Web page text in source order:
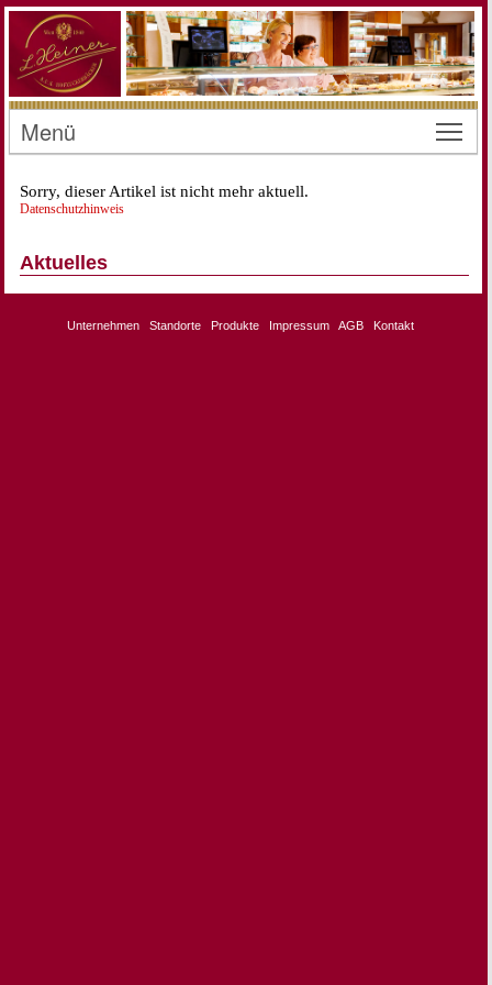
Menü
Sorry, dieser Artikel ist nicht mehr aktuell.
Datenschutzhinweis
Aktuelles
Unternehmen Standorte Produkte Impressum AGB Kontakt